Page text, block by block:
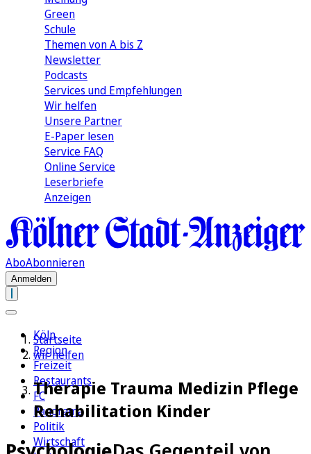
Green
Schule
Themen von A bis Z
Newsletter
Podcasts
Services und Empfehlungen
Wir helfen
Unsere Partner
E-Paper lesen
Service FAQ
Online Service
Leserbriefe
Anzeigen
AboAbonnieren
Anmelden
Köln
Region
Freizeit
Restaurants
FC
Panorama
Politik
Wirtschaft
Startseite
wir helfen
Therapie Trauma Medizin Pflege
Rehabilitation Kinder